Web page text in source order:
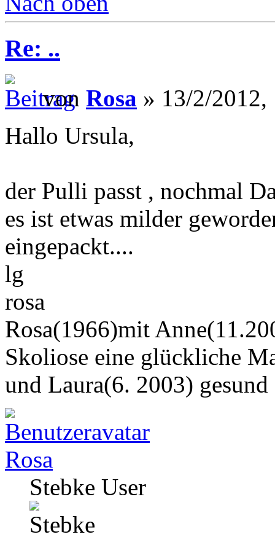
Re: ..
von Rosa » 13/2/2012,
Hallo Ursula,
der Pulli passt , nochmal
es ist etwas milder
eingepackt....
lg
rosa
Rosa(1966)mit
Skoliose eine glückliche
und Laura(6. 2003) gesund
Rosa
Stebke User